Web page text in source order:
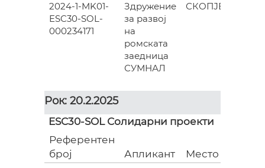
2024-1-MK01-
ESC30-SOL-
000234171
Здружение
за развој
на
ромската
заедница
СУМНАЛ
СКОПЈЕ
Рок: 20.2.2025
ESC30-SOL Солидарни проекти
Референтен
број
Апликант Место